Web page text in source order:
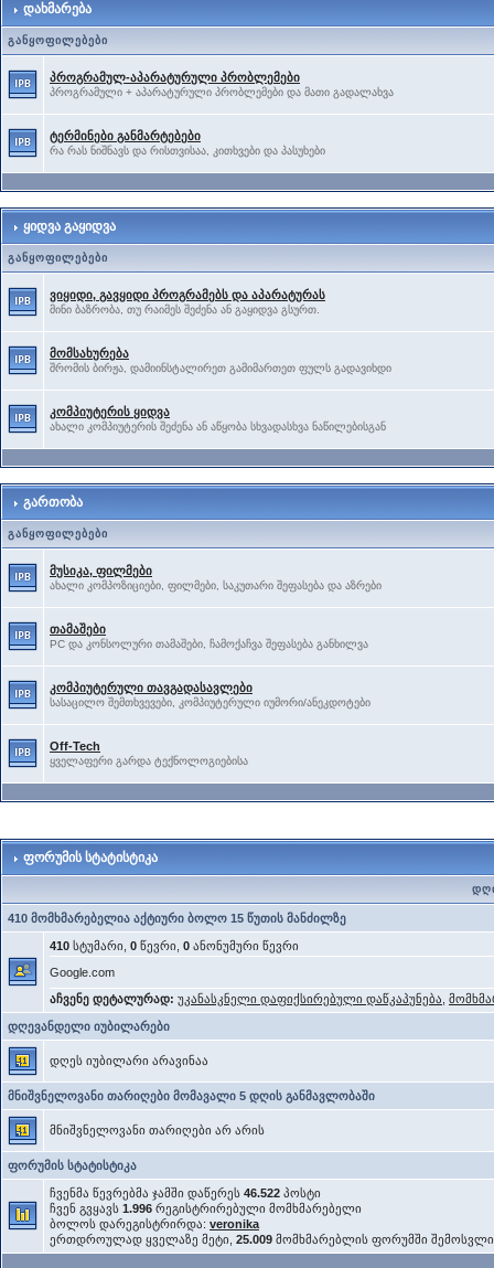
დახმარება
განყოფილებები
პროგრამულ-აპარატურული პრობლემები
პროგრამული + აპარატურული პრობლემები და მათი გადალახვა
ტერმინები განმარტებები
რა რას ნიშნავს და რისთვისაა, კითხვები და პასუხები
ყიდვა გაყიდვა
განყოფილებები
ვიყიდი, გავყიდი პროგრამებს და აპარატურას
მინი ბაზრობა, თუ რაიმეს შეძენა ან გაყიდვა გსურთ.
მომსახურება
შრომის ბირჟა, დამიინსტალირეთ გამიმართეთ ფულს გადავიხდი
კომპიუტერის ყიდვა
ახალი კომპიუტერის შეძენა ან აწყობა სხვადასხვა ნაწილებისგან
გართობა
განყოფილებები
მუსიკა, ფილმები
ახალი კომპოზიციები, ფილმები, საკუთარი შეფასება და აზრები
თამაშები
PC და კონსოლური თამაშები, ჩამოქაჩვა შეფასება განხილვა
კომპიუტერული თავგადასავლები
სასაცილო შემთხვევები, კომპიუტერული იუმორი/ანეკდოტები
Off-Tech
ყველაფერი გარდა ტექნოლოგიებისა
ფორუმის სტატისტიკა
410 მომხმარებელია აქტიური ბოლო 15 წუთის მანძილზე
410 სტუმარი, 0 წევრი, 0 ანონუმური წევრი
Google.com
აჩვენე დეტალურად: უკანასკნელი დაფიქსირებული დაწკაპუნება
დღევანდელი იუბილარები
დღეს იუბილარი არავინაა
მნიშვნელოვანი თარიღები მომავალი 5 დღის განმავლობაში
მნიშვნელოვანი თარიღები არ არის
ფორუმის სტატისტიკა
ჩვენმა წევრებმა ჯამში დაწერეს 46.522 პოსტი
ჩვენ გვყავს 1.996 რეგისტრირებული მომხმარებელი
ბოლოს დარეგისტრირდა: veronika
ერთდროულად ყველაზე მეტი, 25.009 მომხმარებლის ფორუმში